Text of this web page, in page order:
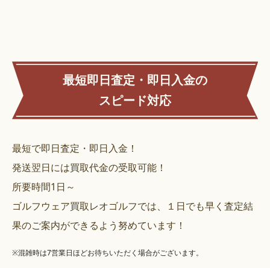
最短即日査定・即日入金の
スピード対応
最短で即日査定・即日入金！
発送翌日には買取代金の受取可能！
所要時間1日～
ゴルフウェア買取レオゴルフでは、１日でも早く査定結
果のご案内ができるよう努めています！
※混雑時は7営業日ほどお待ちいただく場合がございます。